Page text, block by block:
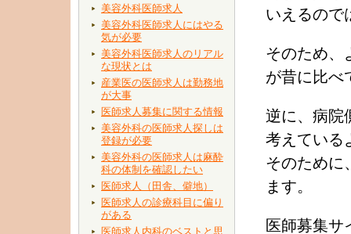
美容外科医師求人
美容外科医師求人にはやる
気が必要
美容外科医師求人のリアル
な現状とは
産業医の医師求人は勤務地
が大事
医師求人募集に関する情報
美容外科の医師求人探しは
登録が必要
美容外科の医師求人は麻酔
科の体制を確認したい
医師求人（田舎、僻地）
医師求人の診療科目に偏り
がある
医師求人内科のベストと思
いえるので
そのため、
が昔に比べ
逆に、病院
考えている
そのために
ます。
医師募集サ